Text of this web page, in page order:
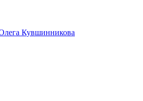
Кувшинникова